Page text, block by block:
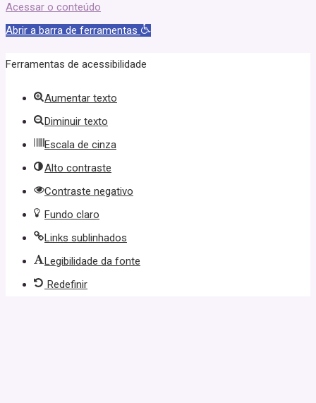
Acessar o conteúdo
Abrir a barra de ferramentas
Ferramentas de acessibilidade
Aumentar texto
Diminuir texto
Escala de cinza
Alto contraste
Contraste negativo
Fundo claro
Links sublinhados
Legibilidade da fonte
Redefinir